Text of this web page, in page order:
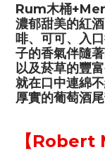
Rum木桶
濃郁甜美的紅
啡、可可、入
子的香氣伴隨
以及菸草的豐
就在口中連綿
厚實的葡萄酒尾
【Robert